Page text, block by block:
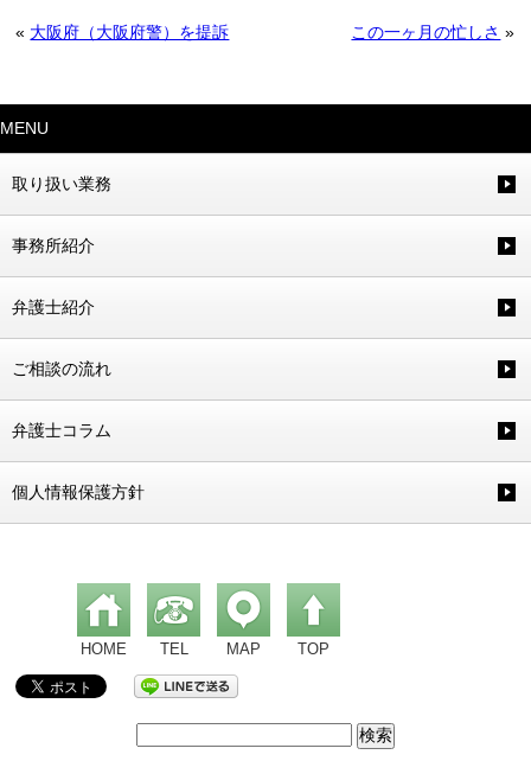
« 大阪府（大阪府警）を提訴 この一ヶ月の忙しさ »
MENU
取り扱い業務
事務所紹介
弁護士紹介
ご相談の流れ
弁護士コラム
個人情報保護方針
HOME TEL MAP TOP